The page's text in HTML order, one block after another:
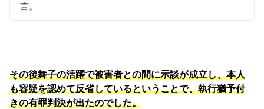
言。
その後舞子の活躍で被害者との間に示談が成立し、本人
も容疑を認めて反省しているということで、執行猶予付
きの有罪判決が出たのでした。